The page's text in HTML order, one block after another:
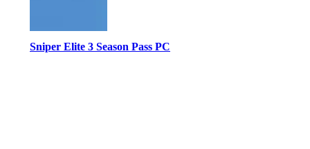
Sniper Elite 3 Season Pass PC